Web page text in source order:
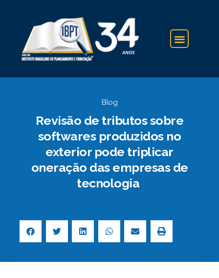
Blog
Revisão de tributos sobre
softwares produzidos no
exterior pode triplicar
oneração das empresas de
tecnologia